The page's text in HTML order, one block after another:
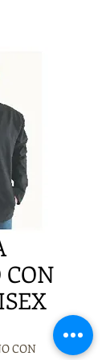
CON
CON